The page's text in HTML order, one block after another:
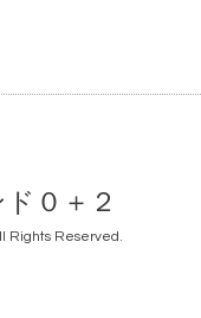
０＋２
Rights Reserved.